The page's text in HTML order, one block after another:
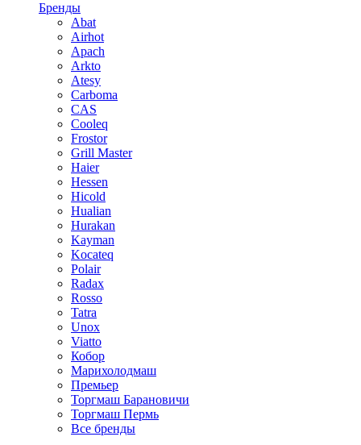
Бренды
Abat
Airhot
Apach
Arkto
Atesy
Carboma
CAS
Cooleq
Frostor
Grill Master
Haier
Hessen
Hicold
Hualian
Hurakan
Kayman
Kocateq
Polair
Radax
Rosso
Tatra
Unox
Viatto
Кобор
Марихолодмаш
Премьер
Торгмаш Барановичи
Торгмаш Пермь
Все бренды